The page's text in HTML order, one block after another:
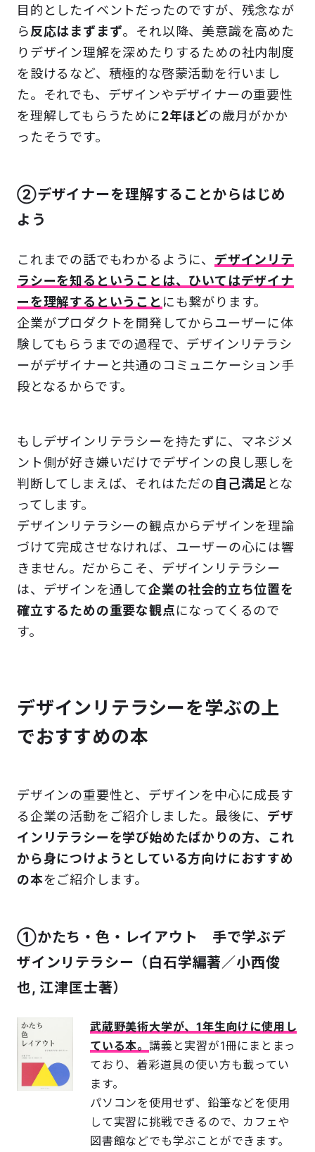
目的としたイベントだったのですが、残念なが
ら反応はまずまず。それ以降、美意識を高めた
りデザイン理解を深めたりするための社内制度
を設けるなど、積極的な啓蒙活動を行いまし
た。それでも、デザインやデザイナーの重要性
を理解してもらうために2年ほどの歳月がかか
ったそうです。
②デザイナーを理解することからはじめ
よう
これまでの話でもわかるように、 デザインリテ
ラシーを知るということは、ひいてはデザイナ
ーを理解するということ にも繋がります。
企業がプロダクトを開発してからユーザーに体
験してもらうまでの過程で、デザインリテラシ
ーがデザイナーと共通のコミュニケーション手
段となるからです。
もしデザインリテラシーを持たずに、マネジメ
ント側が好き嫌いだけでデザインの良し悪しを
判断してしまえば、それはただの自己満足 とな
ってします。
デザインリテラシーの観点からデザインを理論
づけて完成させなければ、ユーザーの心には響
きません。だからこそ、デザインリテラシー
は、デザインを通して企業の社会的立ち位置を
確立するための重要な観点になってくるので
す。
デザインリテラシーを学ぶの上
でおすすめの本
デザインの重要性と、デザインを中心に成長す
る企業の活動をご紹介しました。最後に、 デザ
インリテラシーを学び始めたばかりの方、これ
から身につけようとしている方向けにおすすめ
の本をご紹介します。
①かたち・色・レイアウト 手で学ぶデ
ザインリテラシー（白石学編著／小西俊
也, 江津匡士著）
武蔵野美術大学が、1年生向けに使用し
ている本。 講義と実習が1冊にまとまっ
ており、着彩道具の使い方も載ってい
ます。
パソコンを使用せず、鉛筆などを使用
して実習に挑戦できるので、カフェや
図書館などでも学ぶことができます。